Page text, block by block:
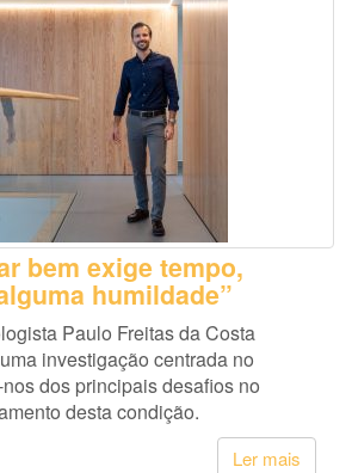
bem exige tempo,
humildade”
Paulo Freitas da Costa
investigação centrada no
dos principais desafios no
desta condição.
Ler mais